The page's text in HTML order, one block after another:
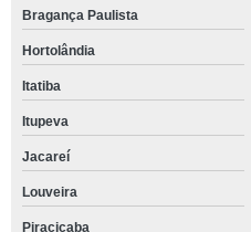
Bragança Paulista
Hortolândia
Itatiba
Itupeva
Jacareí
Louveira
Piracicaba